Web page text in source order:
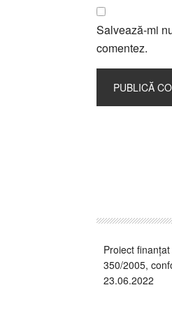
Salvează-mi
comentez.
Proiect
350/2005,
23.06.2022